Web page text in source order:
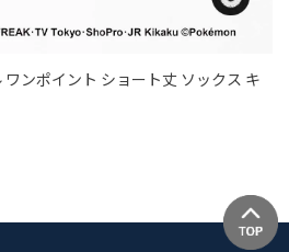
ンポイント ショート丈 ソックス キ